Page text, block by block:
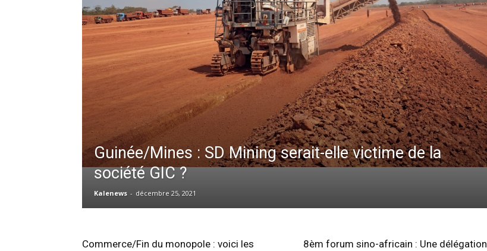
Guinée/Mines : SD Mining serait-elle victime de la
société GIC ?
Kalenews - décembre 25, 2021
Commerce/Fin du monopole : voici les
8èm forum sino-africain : Une délégation